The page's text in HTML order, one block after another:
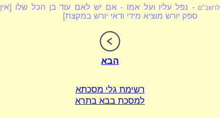
לרשב"ם - נפל עליו ועל אמו - אם יש לאם עוד בן הכל שלו [אין
ספק יורש מוציא מידי ודאי יורש במקצת]
הבא
רשימת גלי מסכתא
למסכת בבא בתרא